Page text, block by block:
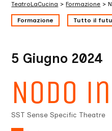
TeatroLaCucina > Formazione >
Formazione Tutto il
5 Giugno 2024
Nodo
SST Sense Specific Theatre